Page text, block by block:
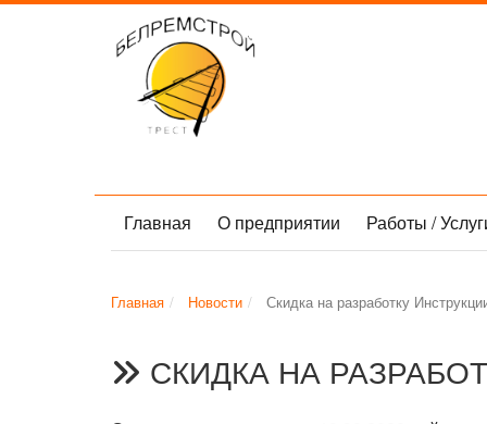
Главная О предприятии Работы /
Главная Новости Скидка на разработку
СКИДКА НА